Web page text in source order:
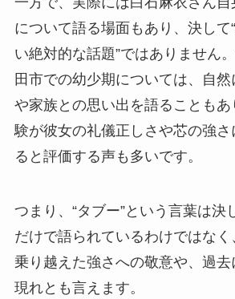
について語る場面もあり、決して
い絶対的な話題”ではありません
田市での幼少期については、自
や家族との思い出を語ることも
験が彼女の礼儀正しさや芯の強
ると評価する声も多いです。
つまり、“タブー”という言葉は決
だけで語られているわけではな
乗り越えた強さへの敬意や、過
現れとも言えます。